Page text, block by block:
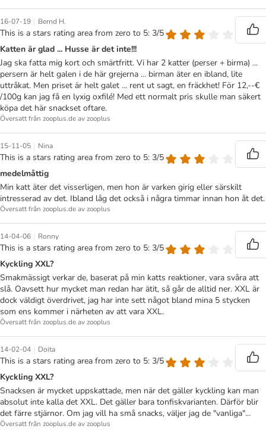
16-07-19 | Bernd H.
This is a stars rating area from zero to 5: 3/5
Katten är glad ... Husse är det inte!!!
Jag ska fatta mig kort och smärtfritt. Vi har 2 katter (perser + birma) ...
persern är helt galen i de här grejerna ... birman äter en ibland, lite
uttråkat. Men priset är helt galet ... rent ut sagt, en fräckhet! För 12,--€
/100g kan jag få en lyxig oxfilé! Med ett normalt pris skulle man säkert
köpa det här snackset oftare.
Översatt från zooplus.de av zooplus
15-11-05 | Nina
This is a stars rating area from zero to 5: 3/5
medelmåttig
Min katt äter det visserligen, men hon är varken girig eller särskilt
intresserad av det. Ibland låg det också i några timmar innan hon åt det.
Översatt från zooplus.de av zooplus
14-04-06 | Ronny
This is a stars rating area from zero to 5: 3/5
Kyckling XXL?
Smakmässigt verkar de, baserat på min katts reaktioner, vara svåra att
slå. Oavsett hur mycket man redan har ätit, så går de alltid ner. XXL är
dock väldigt överdrivet, jag har inte sett något bland mina 5 stycken
som ens kommer i närheten av att vara XXL.
Översatt från zooplus.de av zooplus
14-02-04 | Doita
This is a stars rating area from zero to 5: 3/5
Kyckling XXL?
Snacksen är mycket uppskattade, men när det gäller kyckling kan man
absolut inte kalla det XXL. Det gäller bara tonfiskvarianten. Därför blir
det färre stjärnor. Om jag vill ha små snacks, väljer jag de "vanliga"...
Översatt från zooplus.de av zooplus